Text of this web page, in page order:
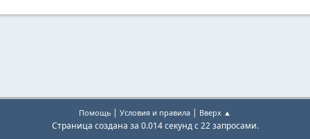
Помощь | Условия и правила | Вверх ▲
Страница создана за 0.014 секунд с 22 запросами.